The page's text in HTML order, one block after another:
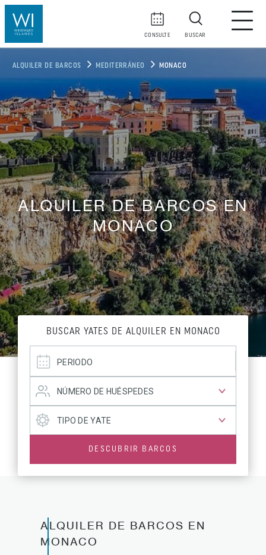
CONSULTE BUSCAR
ALQUILER DE BARCOS MEDITERRÁNEO MONACO
ALQUILER DE BARCOS EN
MONACO
BUSCAR YATES DE ALQUILER EN MONACO
DESCUBRIR BARCOS
ALQUILER DE BARCOS EN
MONACO